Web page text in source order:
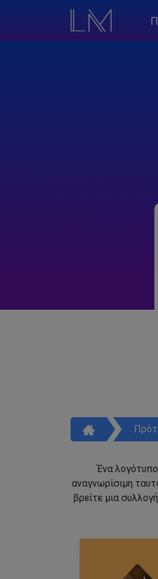
Ένα
αναγνωρίσιμη
βρείτε μια